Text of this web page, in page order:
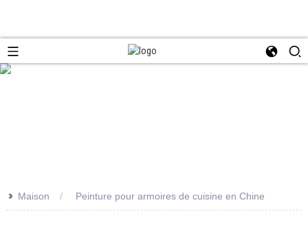
>> Maison Peinture pour armoires de cuisine en Chine